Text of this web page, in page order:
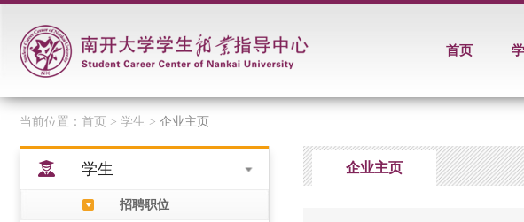
首页
当前位置： 首页 > 学生 > 企业主页
学生
招聘职位
企业主页